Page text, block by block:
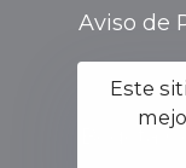
Aviso de
Bogotá
Este